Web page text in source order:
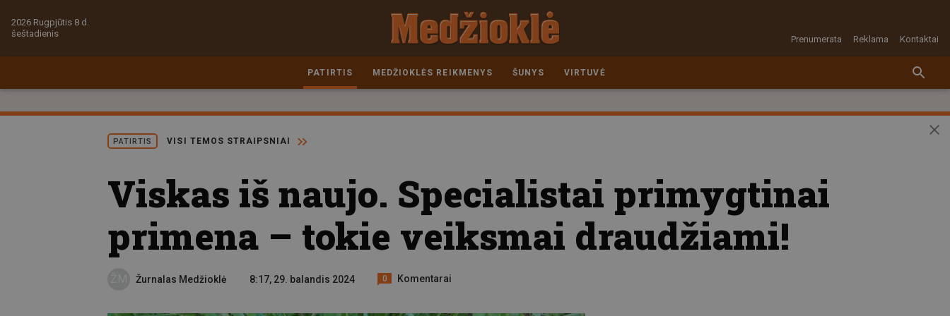
2026 Rugpjūtis 8 d.
šeštadienis
Prenumerata Reklama Kontaktai
PATIRTIS MEDŽIOKLĖS REIKMENYS ŠUNYS VIRTUVĖ
PATIRTIS VISI TEMOS STRAIPSNIAI
Viskas iš naujo. Specialistai primygtinai
primena – tokie veiksmai draudžiami!
Žurnalas Medžioklė 8:17, 29. balandis 2024 0 Komentarai